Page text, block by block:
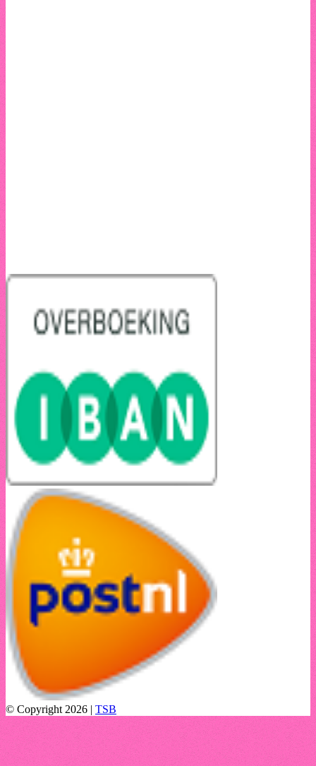
© Copyright 2026 | TSB